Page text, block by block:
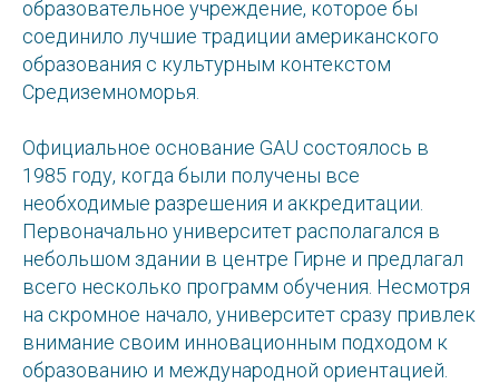
образовательное учреждение, которое бы
соединило лучшие традиции американского
образования с культурным контекстом
Средиземноморья.
Официальное основание GAU состоялось в
1985 году, когда были получены все
необходимые разрешения и аккредитации.
Первоначально университет располагался в
небольшом здании в центре Гирне и предлагал
всего несколько программ обучения. Несмотря
на скромное начало, университет сразу привлек
внимание своим инновационным подходом к
образованию и международной ориентацией.